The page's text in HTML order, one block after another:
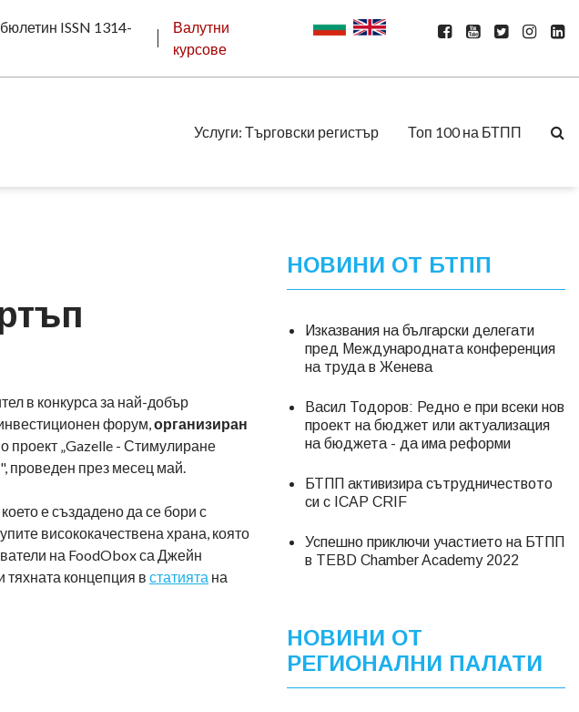
ISSN 1314-
Валутни
курсове
Услуги: Търговски регистър Топ 100 на БТПП
в конкурса за най-добър
форум, организиран
проект „Gazelle - Стимулиране
проведен през месец май.
е създадено да се бори с
висококачествена храна, която
на FoodObox са Джейн
тяхната концепция в статията на
НОВИНИ ОТ БТПП
Изказвания на български делегати
пред Международната конференция
на труда в Женева
Васил Тодоров: Редно е при всеки нов
проект на бюджет или актуализация
на бюджета - да има реформи
БТПП активизира сътрудничеството
си с ICAP CRIF
Успешно приключи участието на БТПП
в TEBD Chamber Academy 2022
НОВИНИ ОТ
РЕГИОНАЛНИ ПАЛАТИ